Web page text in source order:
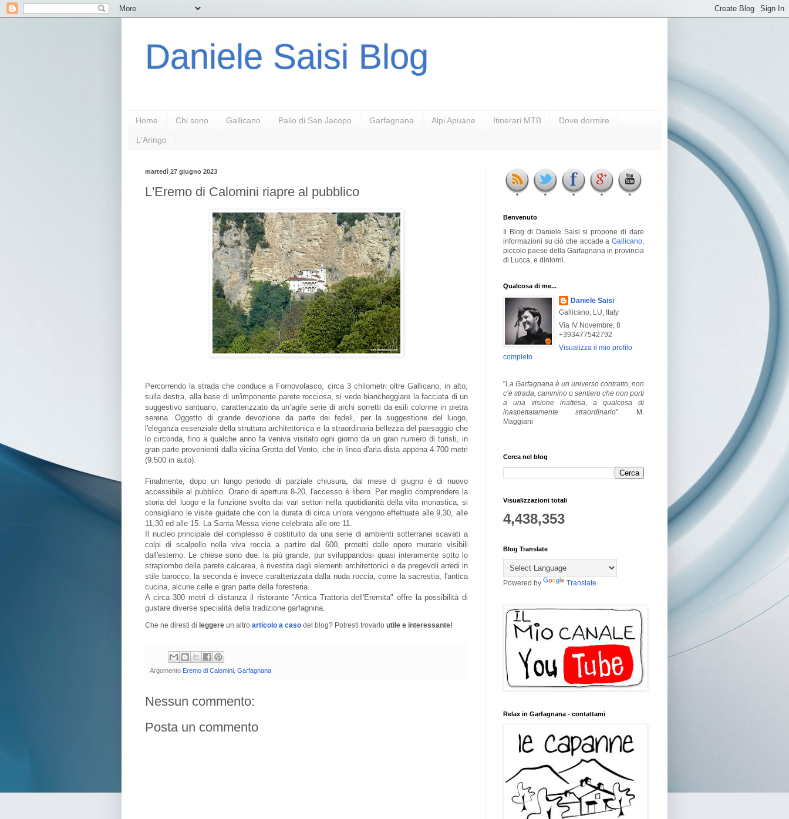
Daniele Saisi Blog
Home Chi sono Gallicano Palio di San Jacopo Garfagnana Alpi Apuane Itinerari MTB Dove dormire
L'Aringo
martedì 27 giugno 2023
L'Eremo di Calomini riapre al pubblico
Percorrendo la strada che conduce a Fornovolasco, circa 3 chilometri oltre Gallicano, in alto,
sulla destra, alla base di un'imponente parete rocciosa, si vede biancheggiare la facciata di un
suggestivo santuario, caratterizzato da un’agile serie di archi sorretti da esili colonne in pietra
serena. Oggetto di grande devozione da parte dei fedeli, per la suggestione del luogo,
l'eleganza essenziale della struttura architettonica e la straordinaria bellezza del paesaggio che
lo circonda, fino a qualche anno fa veniva visitato ogni giorno da un gran numero di turisti, in
gran parte provenienti dalla vicina Grotta del Vento, che in linea d'aria dista appena 4.700 metri
(9.500 in auto).
Finalmente, dopo un lungo periodo di parziale chiusura, dal mese di giugno è di nuovo
accessibile al pubblico. Orario di apertura 8-20, l'accesso è libero. Per meglio comprendere la
storia del luogo e la funzione svolta dai vari settori nella quotidianità della vita monastica, si
consigliano le visite guidate che con la durata di circa un'ora vengono effettuate alle 9,30, alle
11,30 ed alle 15. La Santa Messa viene celebrata alle ore 11.
Il nucleo principale del complesso è costituito da una serie di ambienti sotterranei scavati a
colpi di scalpello nella viva roccia a partire dal 600, protetti dalle opere murarie visibili
dall'esterno. Le chiese sono due: la più grande, pur sviluppandosi quasi interamente sotto lo
strapiombo della parete calcarea, è rivestita dagli elementi architettonici e da pregevoli arredi in
stile barocco, la seconda è invece caratterizzata dalla nuda roccia, come la sacrestia, l'antica
cucina, alcune celle e gran parte della foresteria.
A circa 300 metri di distanza il ristorante "Antica Trattoria dell'Eremita" offre la possibilità di
gustare diverse specialità della tradizione garfagnina.
Che ne diresti di leggere un altro articolo a caso del blog? Potresti trovarlo utile e interessante!
Argomento Eremo di Calomini Garfagnana
Nessun commento:
Posta un commento
Benvenuto
Il Blog di Daniele Saisi si propone di dare
informazioni su ciò che accade a Gallicano
piccolo paese della Garfagnana in provincia
di Lucca, e dintorni.
Qualcosa di me...
Daniele Saisi
Gallicano, LU, Italy
Via IV Novembre, 8
+393477542792
Visualizza il mio profilo
completo
"La Garfagnana è un universo contratto, non
c’è strada, cammino o sentiero che non porti
a una visione inattesa, a qualcosa di
inaspettatamente straordinario". M.
Maggiani
Cerca nel blog
Visualizzazioni totali
4,438,353
Blog Translate
Powered by Translate
Relax in Garfagnana - contattami